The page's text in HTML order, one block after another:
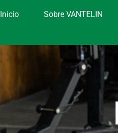
Inicio Sobre VANTELIN